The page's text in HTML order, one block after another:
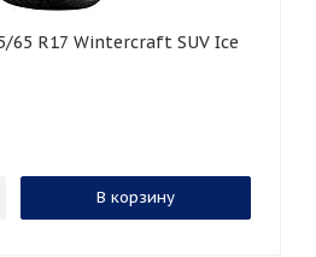
В корзину